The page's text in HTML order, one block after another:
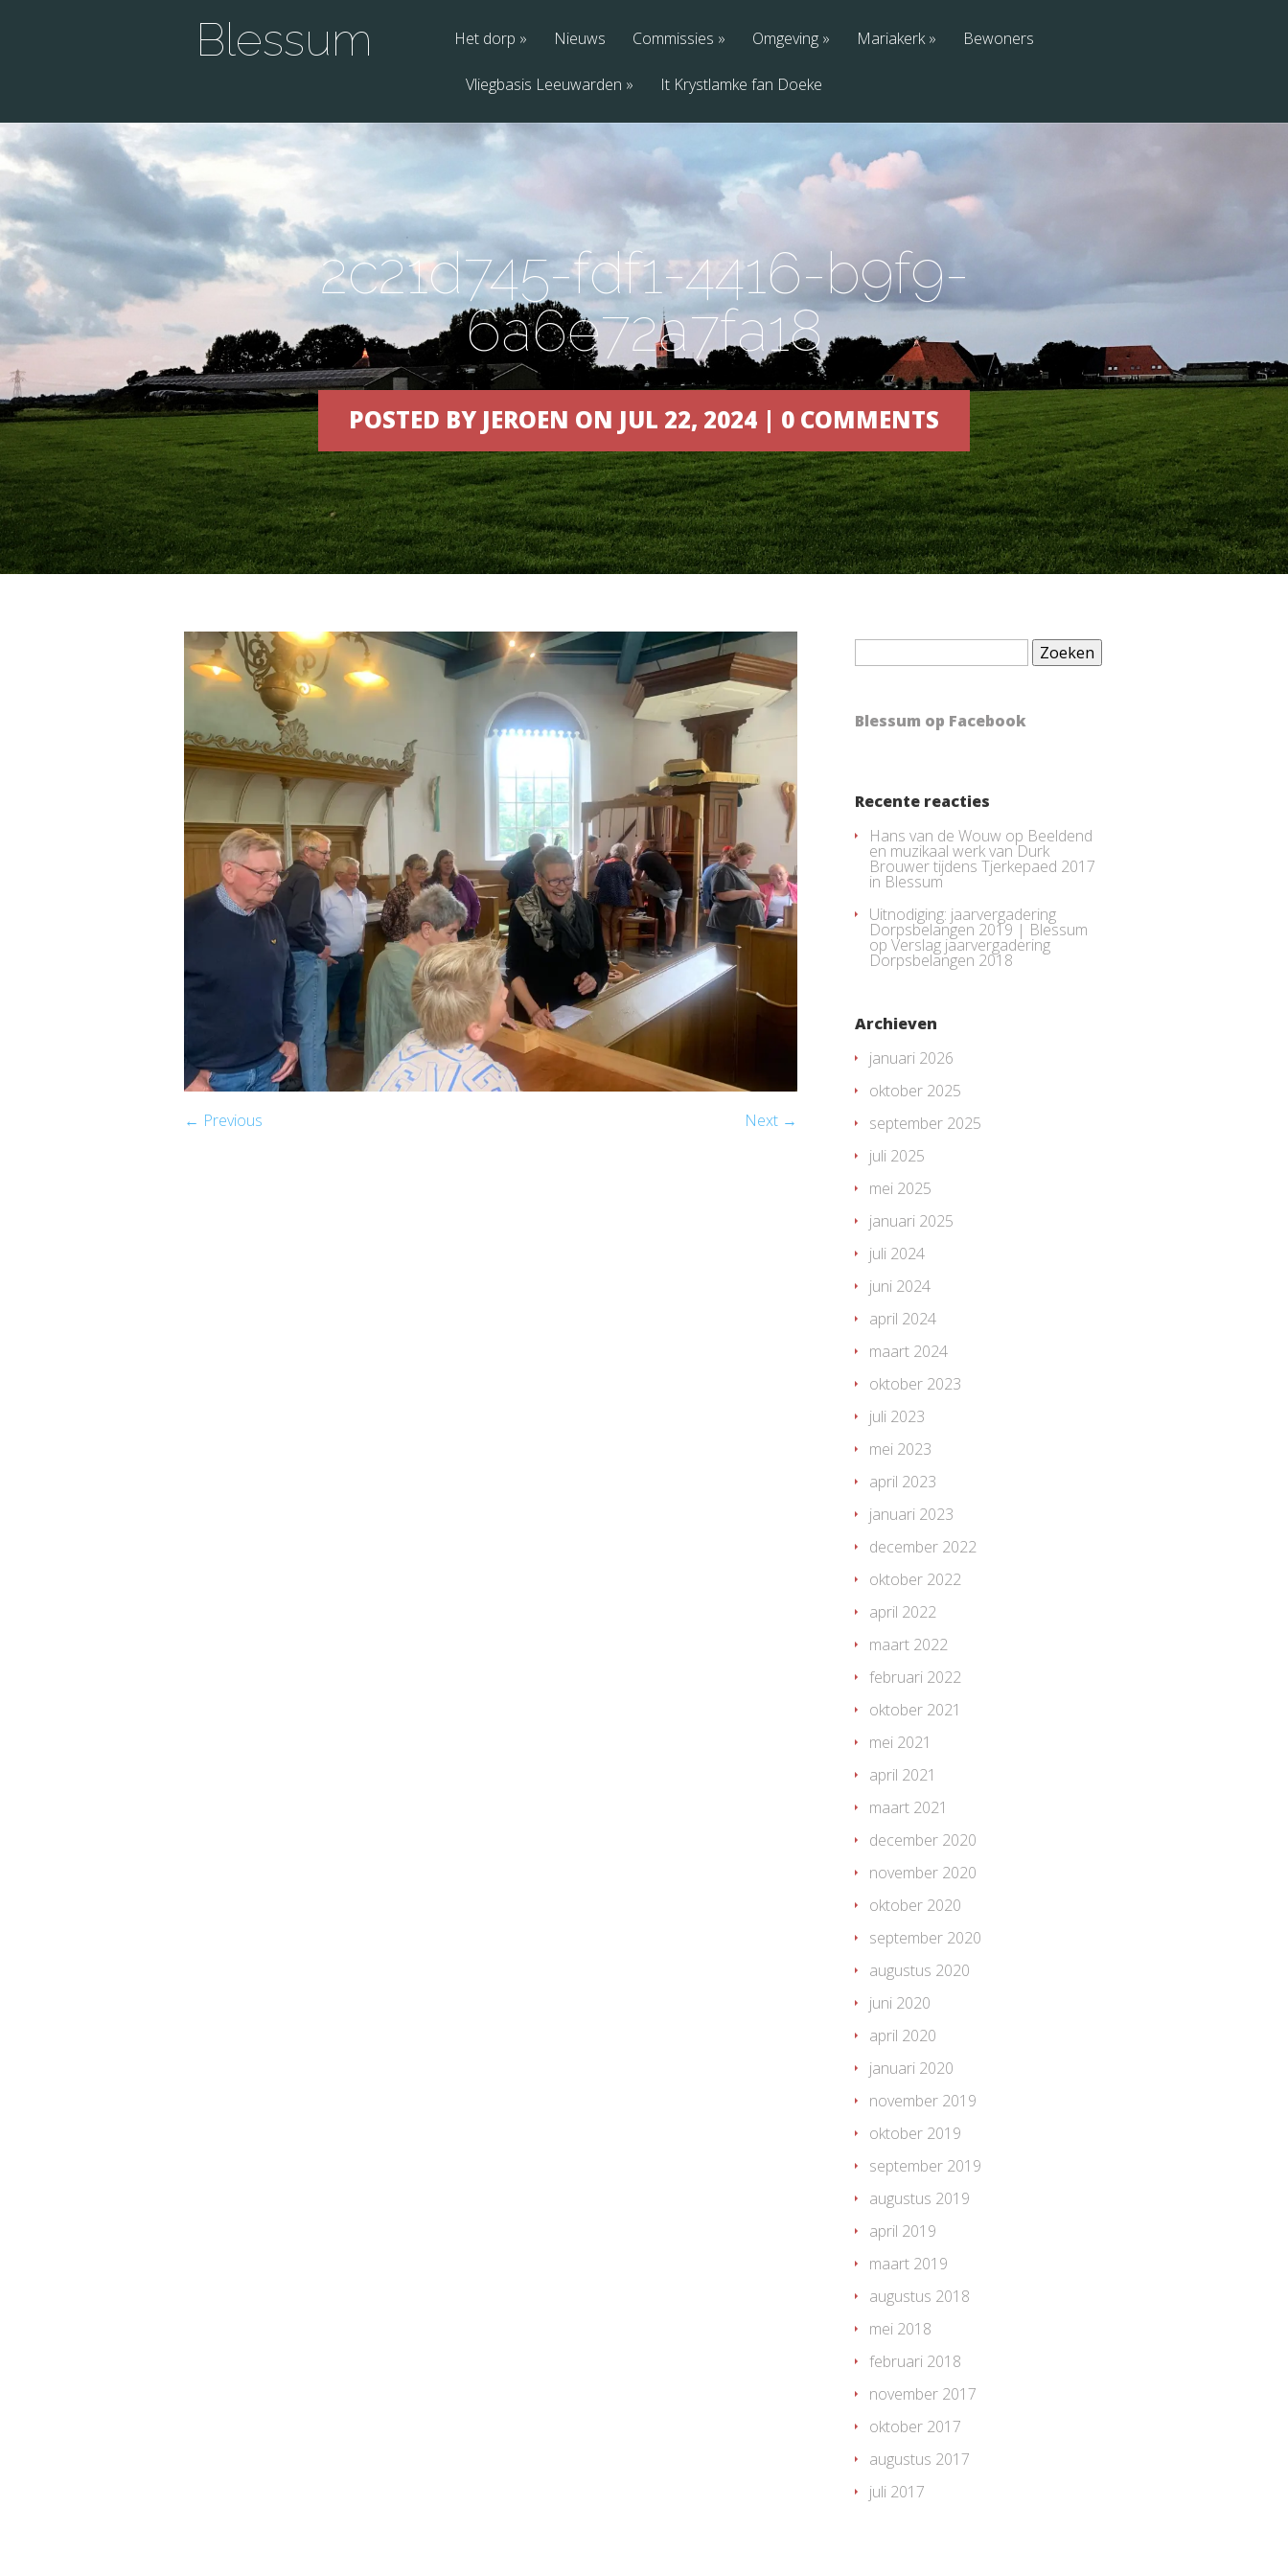
Blessum Het dorp Nieuws Commissies Omgeving Mariakerk Bewoners
Vliegbasis Leeuwarden It Krystlamke fan Doeke
2c21d745-fdf1-4416-b9f9-
6a6e72a7fa18
POSTED BY JEROEN ON JUL 22, 2024 | 0 COMMENTS
← Previous Next →
Zoeken
Blessum op Facebook
Recente reacties
Hans van de Wouw op Beeldend
en muzikaal werk van Durk
Brouwer tijdens Tjerkepaed 2017
in Blessum
Uitnodiging: jaarvergadering
Dorpsbelangen 2019 | Blessum
op Verslag jaarvergadering
Dorpsbelangen 2018
Archieven
januari 2026
oktober 2025
september 2025
juli 2025
mei 2025
januari 2025
juli 2024
juni 2024
april 2024
maart 2024
oktober 2023
juli 2023
mei 2023
april 2023
januari 2023
december 2022
oktober 2022
april 2022
maart 2022
februari 2022
oktober 2021
mei 2021
april 2021
maart 2021
december 2020
november 2020
oktober 2020
september 2020
augustus 2020
juni 2020
april 2020
januari 2020
november 2019
oktober 2019
september 2019
augustus 2019
april 2019
maart 2019
augustus 2018
mei 2018
februari 2018
november 2017
oktober 2017
augustus 2017
juli 2017